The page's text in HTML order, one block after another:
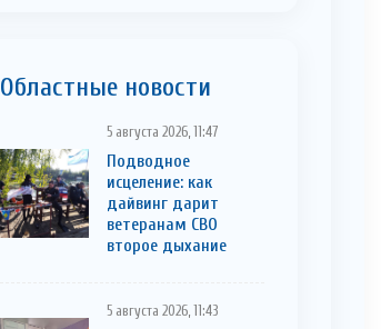
Областные новости
5 августа 2026, 11:47
Подводное
исцеление: как
дайвинг дарит
ветеранам СВО
второе дыхание
5 августа 2026, 11:43